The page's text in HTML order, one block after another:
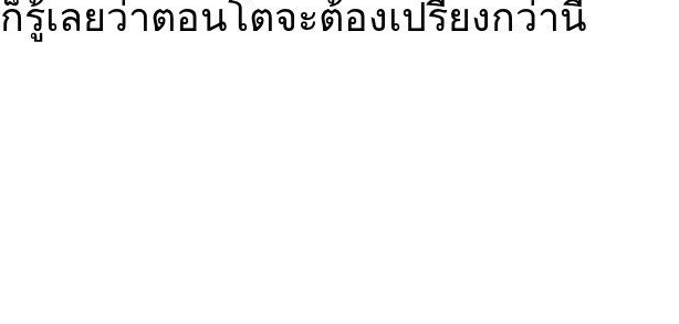
เลยว่าตอนโตจะต้องเปรี้ยงกว่านี้